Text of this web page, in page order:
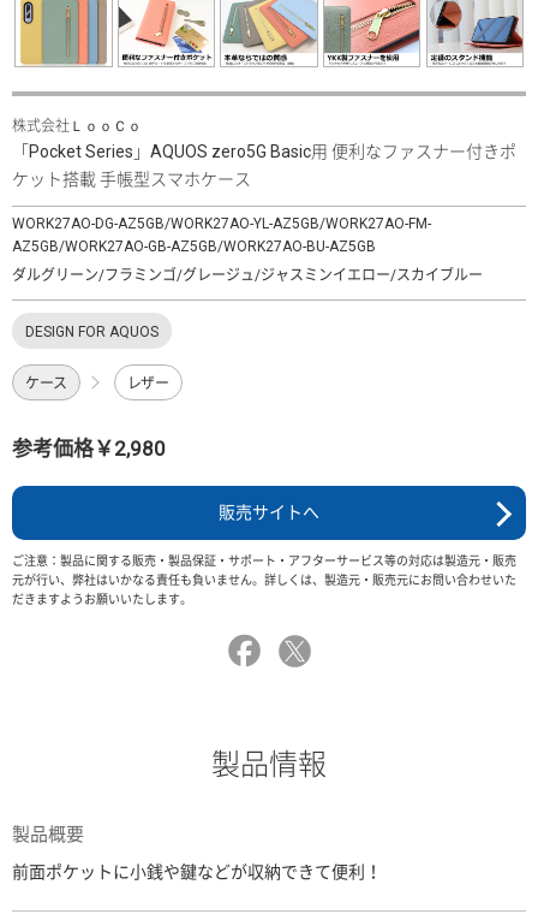
株式会社ＬｏｏＣｏ
「Pocket Series」AQUOS zero5G Basic用 便利なファスナー付きポ
ケット搭載 手帳型スマホケース
WORK27AO-DG-AZ5GB/WORK27AO-YL-AZ5GB/WORK27AO-FM-
AZ5GB/WORK27AO-GB-AZ5GB/WORK27AO-BU-AZ5GB
ダルグリーン/フラミンゴ/グレージュ/ジャスミンイエロー/スカイブルー
DESIGN FOR AQUOS
ケース レザー
参考価格￥2,980
販売サイトへ
ご注意：製品に関する販売・製品保証・サポート・アフターサービス等の対応は製造元・販売
元が行い、弊社はいかなる責任も負いません。詳しくは、製造元・販売元にお問い合わせいた
だきますようお願いいたします。
製品情報
製品概要
前面ポケットに小銭や鍵などが収納できて便利！